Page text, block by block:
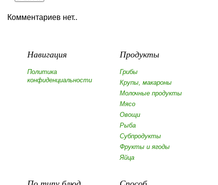
Комментариев нет..
Навигация
Политика
конфиденциальности
Продукты
Грибы
Крупы, макароны
Молочные продукты
Мясо
Овощи
Рыба
Субпродукты
Фрукты и ягоды
Яйца